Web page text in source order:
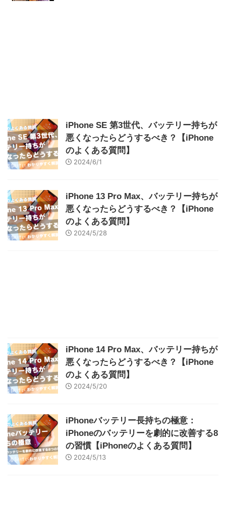
iPhone SE 第3世代、バッテリー持ちが
悪くなったらどうするべき？【iPhone
のよくある質問】
2024/6/1
iPhone 13 Pro Max、バッテリー持ちが
悪くなったらどうするべき？【iPhone
のよくある質問】
2024/5/28
iPhone 14 Pro Max、バッテリー持ちが
悪くなったらどうするべき？【iPhone
のよくある質問】
2024/5/20
iPhoneバッテリー長持ちの極意：
iPhoneのバッテリーを劇的に改善する8
の習慣【iPhoneのよくある質問】
2024/5/13